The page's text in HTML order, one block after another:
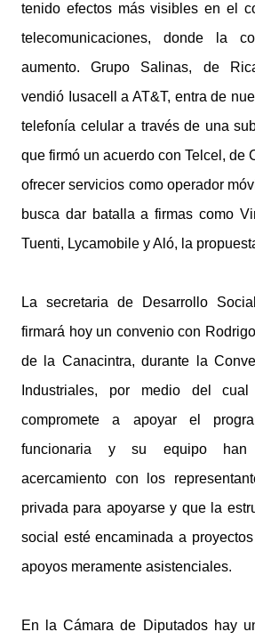
tenido efectos más visibles en el
telecomunicaciones, donde la
aumento. Grupo Salinas, de
vendió Iusacell a AT&T, entra de
telefonía celular a través de una
que firmó un acuerdo con Telcel, de
ofrecer servicios como operador
busca dar batalla a firmas como
Tuenti, Lycamobile y Aló, la
La secretaria de Desarrollo
firmará hoy un convenio con
de la Canacintra, durante la
Industriales, por medio del
compromete a apoyar el
funcionaria y su equipo han
acercamiento con los
privada para apoyarse y que la
social esté encaminada a
apoyos meramente asistenciales.
En la Cámara de Diputados hay